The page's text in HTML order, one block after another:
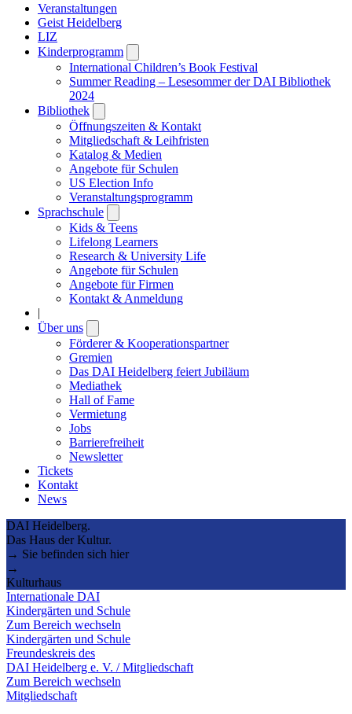
Veranstaltungen
Geist Heidelberg
LIZ
Kinderprogramm
submenu
International Children’s Book Festival
Summer Reading – Lesesommer der DAI Bibliothek
2024
Bibliothek
submenu
Öffnungszeiten & Kontakt
Mitgliedschaft & Leihfristen
Katalog & Medien
Angebote für Schulen
US Election Info
Veranstaltungsprogramm
Sprachschule
submenu
Kids & Teens
Lifelong Learners
Research & University Life
Angebote für Schulen
Angebote für Firmen
Kontakt & Anmeldung
|
Über uns
submenu
Förderer & Kooperationspartner
Gremien
Das DAI Heidelberg feiert Jubiläum
Mediathek
Hall of Fame
Vermietung
Jobs
Barrierefreiheit
Newsletter
Tickets
Kontakt
News
DAI Heidelberg.
Das Haus der Kultur.
→ Sie befinden sich hier
→
Kulturhaus
Internationale DAI
Kindergärten und Schule
Zum Bereich wechseln
Kindergärten und Schule
Freundeskreis des
DAI Heidelberg e. V. / Mitgliedschaft
Zum Bereich wechseln
Mitgliedschaft